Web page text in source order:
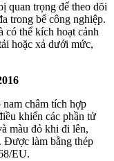
quan trọng để theo dõi
trong bể công nghiệp.
có thể kích hoạt cảnh
hoặc xả dưới mức,
châm tích hợp
khiển các phần tử
màu đỏ khi đi lên,
Được làm bằng thép
EU.